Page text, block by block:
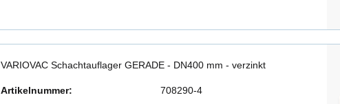
VARIOVAC Schachtauflager GERADE - DN400 mm - verzinkt
Artikelnummer:
708290-4